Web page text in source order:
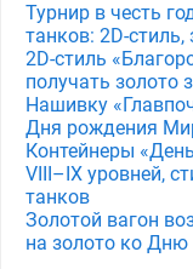
Турнир в честь
танков: 2D-
2D-стиль
получать золото
Нашивку
Дня рождения
Контейнеры
VIII–IX уровней,
танков
Золотой вагон
на золото ко